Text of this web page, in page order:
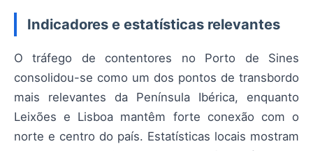
Indicadores e estatísticas relevantes
O tráfego de contentores no Porto de Sines
consolidou-se como um dos pontos de transbordo
mais relevantes da Península Ibérica, enquanto
Leixões e Lisboa mantêm forte conexão com o
norte e centro do país. Estatísticas locais mostram